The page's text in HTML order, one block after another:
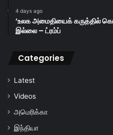
4 days ago
‘உலக அமைதியைக் கருத்தில்
இல்லை – ட்ரம்ப்
Categories
Latest
Videos
அமெரிக்கா
இந்தியா